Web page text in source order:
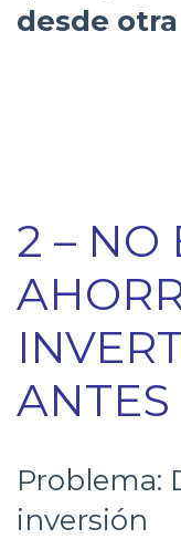
desde
2 – NO
ANTES
Problema:
inversión